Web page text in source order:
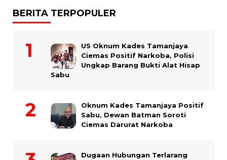
BERITA TERPOPULER
US Oknum Kades Tamanjaya
Ciemas Positif Narkoba, Polisi
Ungkap Barang Bukti Alat Hisap
Sabu
Oknum Kades Tamanjaya Positif
Sabu, Dewan Batman Soroti
Ciemas Darurat Narkoba
Dugaan Hubungan Terlarang